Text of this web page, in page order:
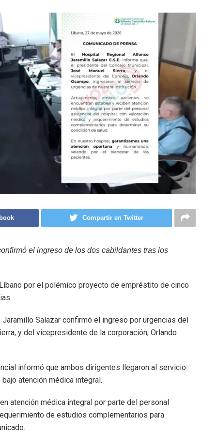
Compartir en Twitter
el ingreso de los dos cabildantes tras los
por el polémico proyecto de empréstito de cinco
Salazar confirmó el ingreso por urgencias del
y del vicepresidente de la corporación, Orlando
informó que ambos dirigentes llegaron al servicio
atención médica integral.
atención médica integral por parte del personal
de estudios complementarios para